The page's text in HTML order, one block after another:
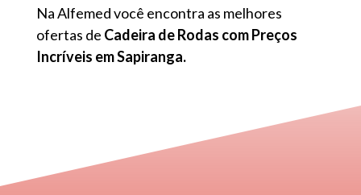
Na Alfemed você encontra as melhores
ofertas de Cadeira de Rodas com Preços
Incríveis em Sapiranga.